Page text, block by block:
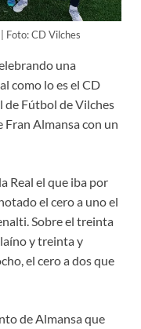
Foto: CD Vilches
una
como lo es el CD
de Fútbol de Vilches
Fran Almansa con un
Real el que iba por
el cero a uno el
Sobre el treinta
y treinta y
el cero a dos que
de Almansa que